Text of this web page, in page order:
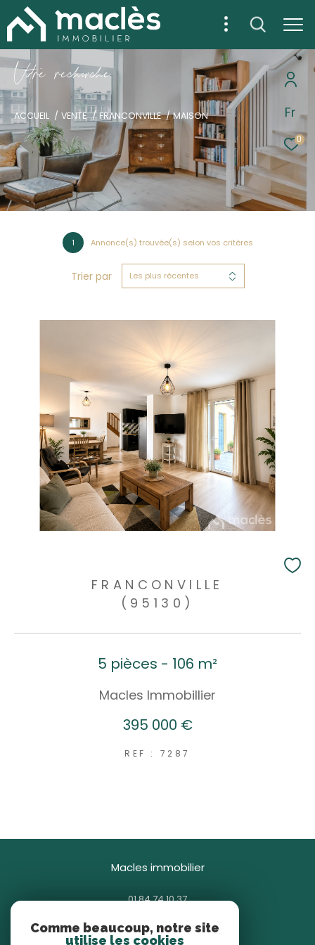
Fr
0
Vore recece
ACCUEIL VENTE FRANCONVILLE MAISON
1 Annonce(s) trouvée(s) selon vos critères
Trier par Les plus récentes
FRANCONVILLE
(95130)
5 pièces - 106 m²
Macles Immobillier
395 000 €
REF : 7287
macles immobilier
01 84 74 10 37
85 avenue Général Gallieni
Comme beaucoup, notre site
utilise les cookies